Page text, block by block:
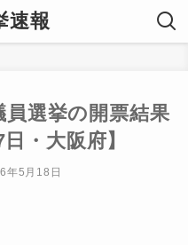
速報
員選挙の開票結果
・大阪府】
年5月18日